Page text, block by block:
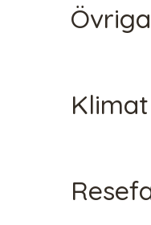
Klimat